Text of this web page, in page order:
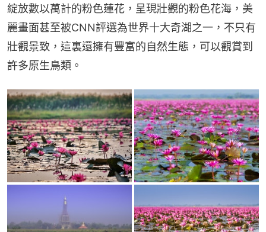
綻放數以萬計的粉色蓮花，呈現壯觀的粉色花海，美
麗畫面甚至被CNN評選為世界十大奇湖之一，不只有
壯觀景致，這裏還擁有豐富的自然生態，可以觀賞到
許多原生鳥類。